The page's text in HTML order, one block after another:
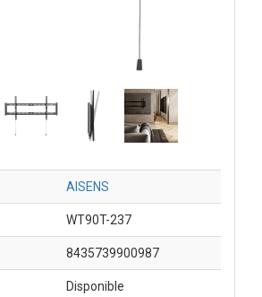
AISENS
WT90T-237
8435739900987
Disponible